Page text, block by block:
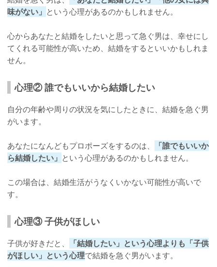
味がない」 という心理があるのかもしれません。
心からあなたと結婚をしたいと思って急ぐ男は、幸せにし
てくれる可能性が高いため、結婚をするといいかもしれま
せん。
心理② 誰でもいいから結婚したい
自分の年齢や周りの状況を気にしたときに、結婚を急ぐ男
がいます。
あなたになんどもプロポーズをするのは、
「誰でもいいか
ら結婚したい」 という心理があるのかもしれません。
この場合は、結婚生活がうなくいかない可能性が高いで
す。
心理③ 子供がほしい
子供が好きだと、
「結婚したい」という心理よりも「子供
がほしい」という心理で結婚を急ぐ男がいます。